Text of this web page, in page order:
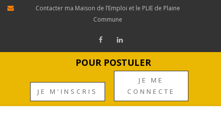
Contacter ma Maison de l’Emploi et le PLIE de Plaine
Commune
POUR POSTULER
JE M'INSCRIS
JE ME
CONNECTE